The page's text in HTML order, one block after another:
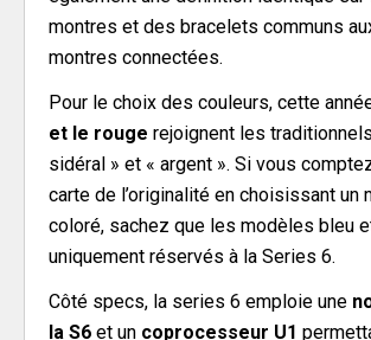
montres et des bracelets communs
montres connectées.
Pour le choix des couleurs, cette
et le rouge rejoignent les
sidéral » et « argent ». Si vous
carte de l’originalité en choisissant un
coloré, sachez que les modèles bleu
uniquement réservés à la Series 6.
Côté specs, la series 6 emploie une
la S6 et un coprocesseur U1